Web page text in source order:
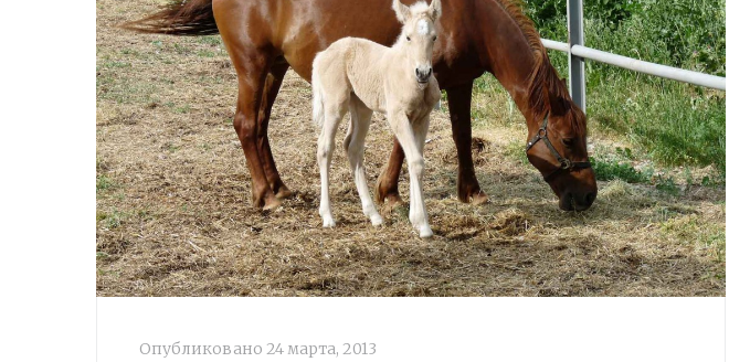
Опубликовано 24 марта, 2013